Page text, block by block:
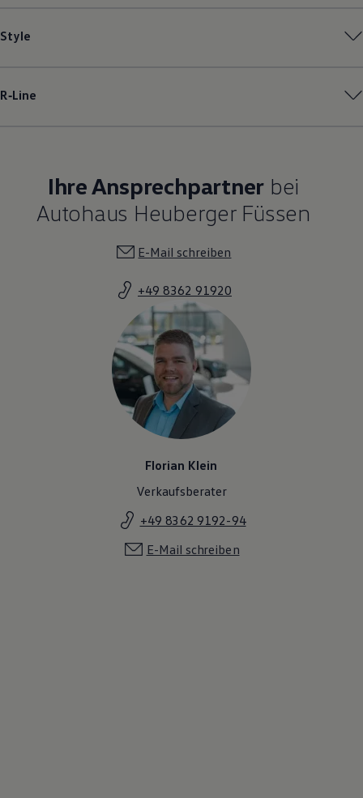
Style
R‑Line
Ihre Ansprechpartner bei
Autohaus Heuberger Füssen
E-Mail schreiben
+49 8362 91920
Florian Klein
Verkaufsberater
+49 8362 9192-94
E-Mail schreiben